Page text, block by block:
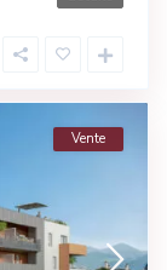
Vente